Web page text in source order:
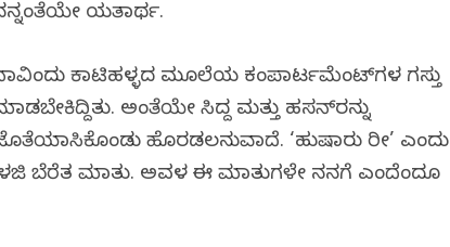
ಯತಾರ್ಥ.
ಕಾಟಿಹಳ್ಳದ ಮೂಲೆಯ ಕಂಪಾರ್ಟಮೆಂಟ್‌ಗಳ ಗಸ್ತು
ಅಂತೆಯೇ ಸಿದ್ದ ಮತ್ತು ಹಸನ್‌ರನ್ನು
ಹೊರಡಲನುವಾದೆ. ‘ಹುಷಾರು ರೀ’ ಎಂದು
ಬೆರೆತ ಮಾತು. ಅವಳ ಈ ಮಾತುಗಳೇ ನನಗೆ ಎಂದೆಂದೂ